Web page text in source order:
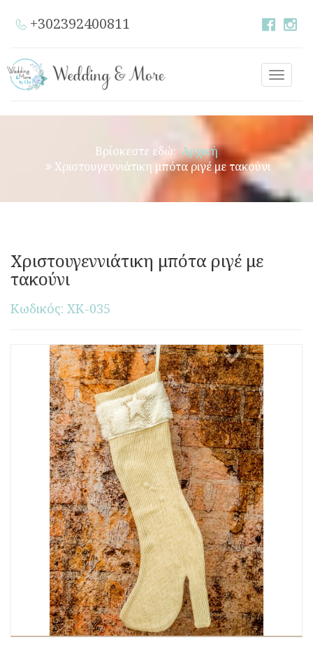
+302392400811
Toggle
Βρίσκεστε εδώ: Αρχική
Χριστουγεννιάτικη μπότα ριγέ με τακούνι
Χριστουγεννιάτικη μπότα ριγέ με
τακούνι
Κωδικός: ΧΚ-035